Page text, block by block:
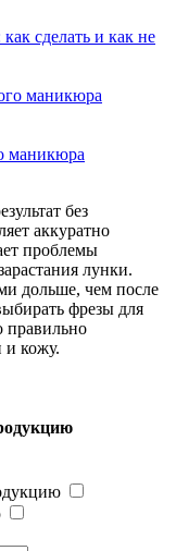
сделать и как не
маникюра
без
аккуратно
проблемы
лунки.
дольше, чем после
фрезы для
правильно
и кожу.